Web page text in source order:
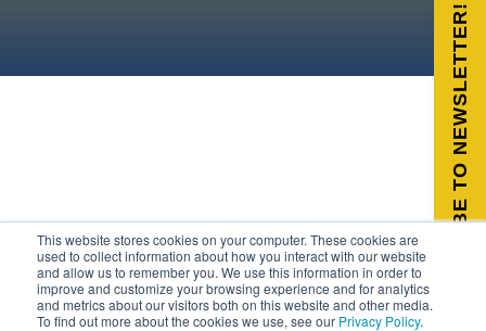
This website stores cookies on your computer. These cookies are
used to collect information about how you interact with our website
and allow us to remember you. We use this information in order to
improve and customize your browsing experience and for analytics
and metrics about our visitors both on this website and other media.
To find out more about the cookies we use, see our Privacy Policy.
[BTEN id="550"]
© Copyright 2026 Livemedia.com / All Rights ReservedSUBSCRIBE TO NEWSLETTER!